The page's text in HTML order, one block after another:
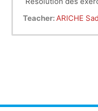
Teacher:ARICHE